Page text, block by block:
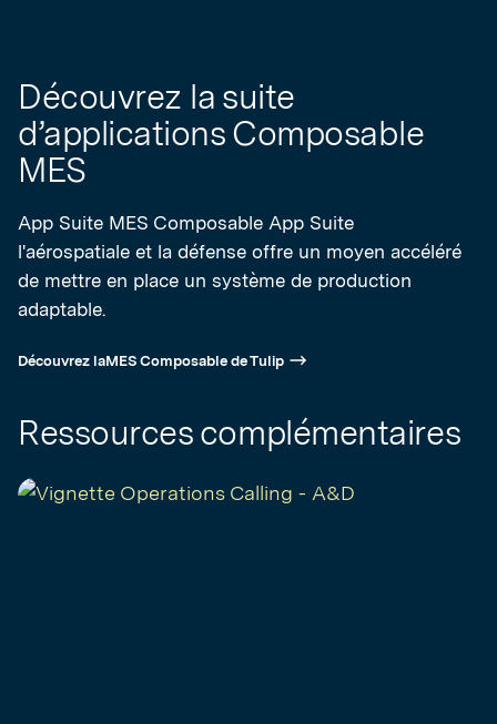
Découvrez la suite
d’applications Composable
MES
App Suite MES Composable App Suite
l'aérospatiale et la défense offre un moyen accéléré
de mettre en place un système de production
adaptable.
Découvrez laMES Composable de Tulip
Ressources complémentaires